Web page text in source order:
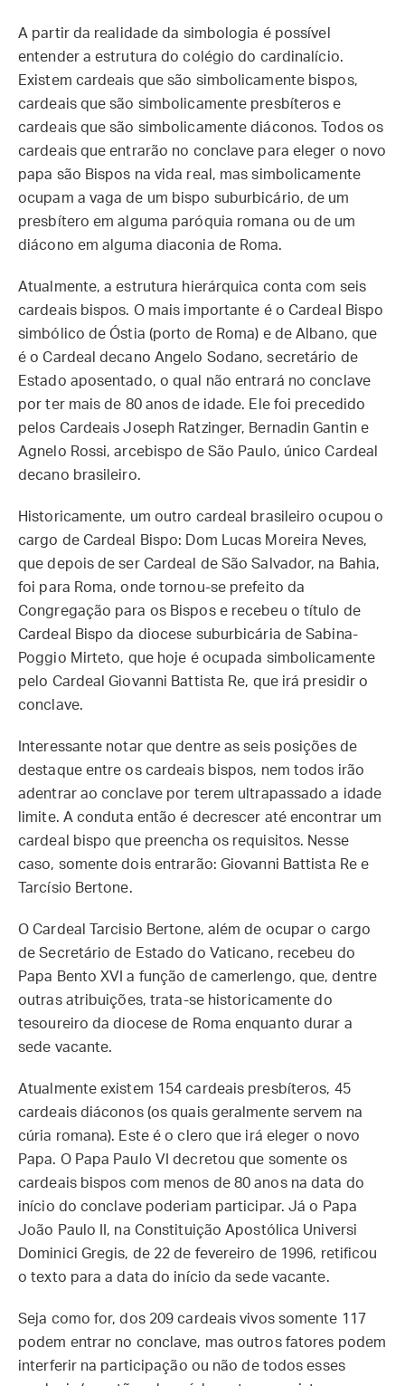
A partir da realidade da simbologia é possível
entender a estrutura do colégio do cardinalício.
Existem cardeais que são simbolicamente bispos,
cardeais que são simbolicamente presbíteros e
cardeais que são simbolicamente diáconos. Todos os
cardeais que entrarão no conclave para eleger o novo
papa são Bispos na vida real, mas simbolicamente
ocupam a vaga de um bispo suburbicário, de um
presbítero em alguma paróquia romana ou de um
diácono em alguma diaconia de Roma.
Atualmente, a estrutura hierárquica conta com seis
cardeais bispos. O mais importante é o Cardeal Bispo
simbólico de Óstia (porto de Roma) e de Albano, que
é o Cardeal decano Angelo Sodano, secretário de
Estado aposentado, o qual não entrará no conclave
por ter mais de 80 anos de idade. Ele foi precedido
pelos Cardeais Joseph Ratzinger, Bernadin Gantin e
Agnelo Rossi, arcebispo de São Paulo, único Cardeal
decano brasileiro.
Historicamente, um outro cardeal brasileiro ocupou o
cargo de Cardeal Bispo: Dom Lucas Moreira Neves,
que depois de ser Cardeal de São Salvador, na Bahia,
foi para Roma, onde tornou-se prefeito da
Congregação para os Bispos e recebeu o título de
Cardeal Bispo da diocese suburbicária de Sabina-
Poggio Mirteto, que hoje é ocupada simbolicamente
pelo Cardeal Giovanni Battista Re, que irá presidir o
conclave.
Interessante notar que dentre as seis posições de
destaque entre os cardeais bispos, nem todos irão
adentrar ao conclave por terem ultrapassado a idade
limite. A conduta então é decrescer até encontrar um
cardeal bispo que preencha os requisitos. Nesse
caso, somente dois entrarão: Giovanni Battista Re e
Tarcísio Bertone.
O Cardeal Tarcisio Bertone, além de ocupar o cargo
de Secretário de Estado do Vaticano, recebeu do
Papa Bento XVI a função de camerlengo, que, dentre
outras atribuições, trata-se historicamente do
tesoureiro da diocese de Roma enquanto durar a
sede vacante.
Atualmente existem 154 cardeais presbíteros, 45
cardeais diáconos (os quais geralmente servem na
cúria romana). Este é o clero que irá eleger o novo
Papa. O Papa Paulo VI decretou que somente os
cardeais bispos com menos de 80 anos na data do
início do conclave poderiam participar. Já o Papa
João Paulo II, na Constituição Apostólica Universi
Dominici Gregis, de 22 de fevereiro de 1996, retificou
o texto para a data do início da sede vacante.
Seja como for, dos 209 cardeais vivos somente 117
podem entrar no conclave, mas outros fatores podem
interferir na participação ou não de todos esses